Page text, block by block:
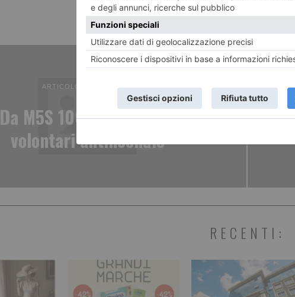
ARTICOLO PRECEDENTE
Da M5S 100 mila euro ai
volontari antincendio
RECENTI: